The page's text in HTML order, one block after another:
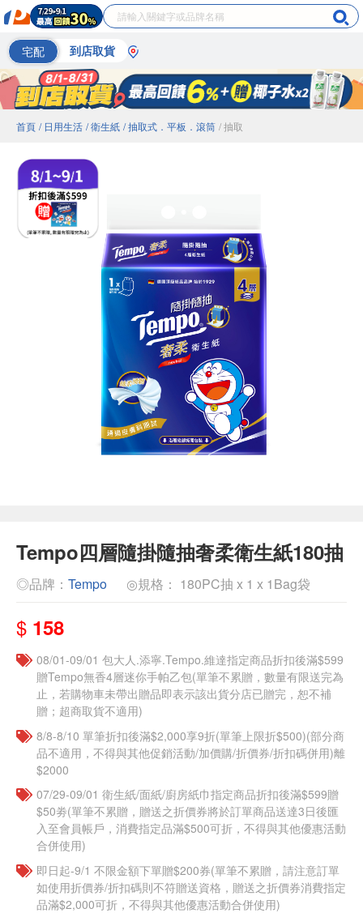
宅配 到店取貨
首頁 / 日用生活 / 衛生紙 / 抽取式．平板．滾筒 / 抽取
Tempo四層隨掛隨抽奢柔衛生紙180抽
◎品牌： Tempo ◎規格： 180PC抽 x 1 x 1Bag袋
$ 158
08/01-09/01 包大人.添寧.Tempo.維達指定商品折扣後滿$599
贈Tempo無香4層迷你手帕乙包(單筆不累贈，數量有限送完為
止，若購物車未帶出贈品即表示該出貨分店已贈完，恕不補
贈；超商取貨不適用)
8/8-8/10 單筆折扣後滿$2,000享9折(單筆上限折$500)(部分商
品不適用，不得與其他促銷活動/加價購/折價券/折扣碼併用)離
$2000
07/29-09/01 衛生紙/面紙/廚房紙巾指定商品折扣後滿$599贈
$50劵(單筆不累贈，贈送之折價券將於訂單商品送達3日後匯
入至會員帳戶，消費指定品滿$500可折，不得與其他優惠活動
合併使用)
即日起-9/1 不限金額下單贈$200券(單筆不累贈，請注意訂單
如使用折價券/折扣碼則不符贈送資格，贈送之折價券消費指定
品滿$2,000可折，不得與其他優惠活動合併使用)